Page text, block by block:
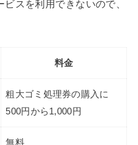
スを利用できないので、
料金
粗大ゴミ処理券の購入に
500円から1,000円
無料